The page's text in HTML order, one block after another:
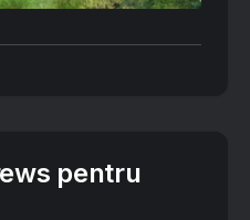
pentru